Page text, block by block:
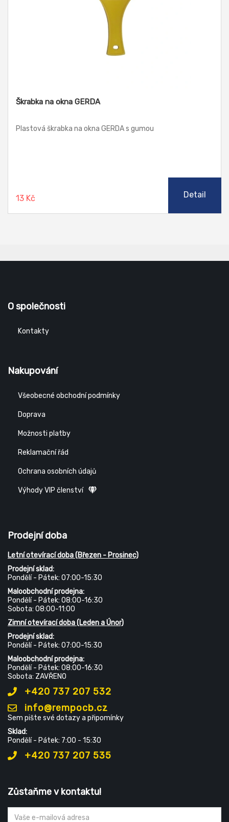
Škrabka na okna GERDA
Plastová škrabka na okna GERDA s gumou
13 Kč Detail
O společnosti
Kontakty
Nakupování
Všeobecné obchodní podmínky
Doprava
Možnosti platby
Reklamační řád
Ochrana osobních údajů
Výhody VIP členství
Prodejní doba
Letní otevírací doba (Březen - Prosinec)
Prodejní sklad:
Pondělí - Pátek: 07:00-15:30
Maloobchodní prodejna:
Pondělí - Pátek: 08:00-16:30
Sobota: 08:00-11:00
Zimní otevírací doba (Leden a Únor)
Prodejní sklad:
Pondělí - Pátek: 07:00-15:30
Maloobchodní prodejna:
Pondělí - Pátek: 08:00-16:30
Sobota: ZAVŘENO
+420 737 207 532
info@rempocb.cz
Sem pište své dotazy a připomínky
Sklad:
Pondělí - Pátek: 7:00 - 15:30
+420 737 207 535
Zůstaňme v kontaktu!